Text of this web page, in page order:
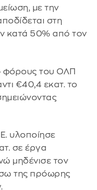
με την
στη
κατά 50% από τον
φόρους του ΟΛΠ
€40,4 εκατ. το
υλοποίησε
σε έργα
μηδένισε τον
της πρόωρης